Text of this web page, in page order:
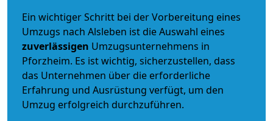
Ein wichtiger Schritt bei der Vorbereitung eines
Umzugs nach Alsleben ist die Auswahl eines
zuverlässigen Umzugsunternehmens in
Pforzheim. Es ist wichtig, sicherzustellen, dass
das Unternehmen über die erforderliche
Erfahrung und Ausrüstung verfügt, um den
Umzug erfolgreich durchzuführen.